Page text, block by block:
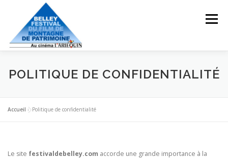
Menu
HOME PRÉSENTATION LES FILMS 2026
LES INVITÉS ARCHIVES
POLITIQUE DE CONFIDENTIALITÉ
Accueil »Politique de confidentialité
Le site festivaldebelley.com accorde une grande importance à la